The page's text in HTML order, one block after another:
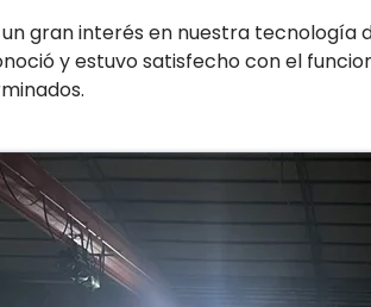
gran interés en nuestra
y estuvo satisfecho con el